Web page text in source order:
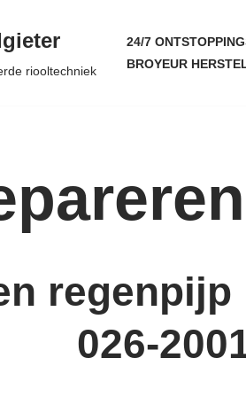
riooltechniek
24/7
BROYEUR
026-